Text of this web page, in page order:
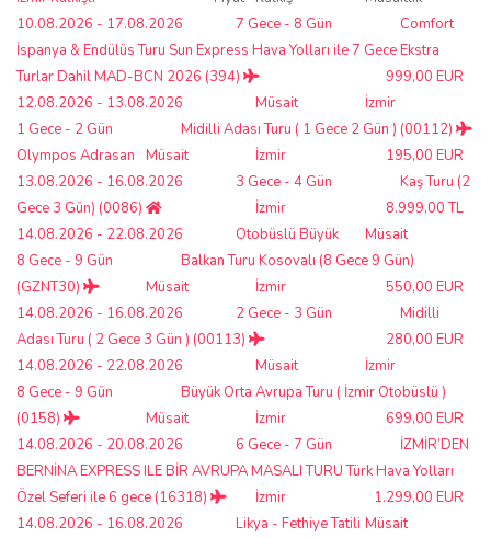
10.08.2026 - 17.08.2026
7 Gece - 8 Gün
Comfort
İspanya & Endülüs Turu Sun Express Hava Yolları ile 7 Gece Ekstra
Turlar Dahil MAD-BCN 2026 (394)
999,00 EUR
İzmir
Müsait
12.08.2026 - 13.08.2026
1 Gece - 2 Gün
Midilli Adası Turu ( 1 Gece 2 Gün ) (00112)
195,00 EUR
İzmir
Müsait
13.08.2026 - 16.08.2026
3 Gece - 4 Gün
Olympos Adrasan
Kaş Turu (2
Gece 3 Gün) (0086)
8.999,00 TL
İzmir
Müsait
14.08.2026 - 22.08.2026
8 Gece - 9 Gün
Otobüslü Büyük
Balkan Turu Kosovalı (8 Gece 9 Gün)
(GZNT30)
550,00 EUR
İzmir
Müsait
14.08.2026 - 16.08.2026
2 Gece - 3 Gün
Midilli
Adası Turu ( 2 Gece 3 Gün ) (00113)
280,00 EUR
İzmir
Müsait
14.08.2026 - 22.08.2026
8 Gece - 9 Gün
Büyük Orta Avrupa Turu ( İzmir Otobüslü )
(0158)
699,00 EUR
İzmir
Müsait
14.08.2026 - 20.08.2026
6 Gece - 7 Gün
İZMİR’DEN
BERNİNA EXPRESS ILE BİR AVRUPA MASALI TURU Türk Hava Yolları
Özel Seferi ile 6 gece (16318)
1.299,00 EUR
İzmir
Müsait
14.08.2026 - 16.08.2026
Likya - Fethiye Tatili